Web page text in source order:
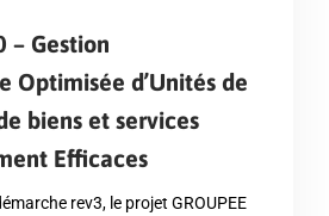
– Gestion
Optimisée d’Unités de
biens et services
Efficaces
rev3, le projet GROUPEE